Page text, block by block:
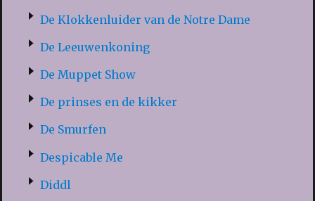
De Klokkenluider van de Notre Dame
De Leeuwenkoning
De Muppet Show
De prinses en de kikker
De Smurfen
Despicable Me
Diddl